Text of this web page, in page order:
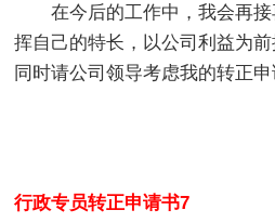
在今后的工作中，我会再接
挥自己的特长，以公司利益为前
同时请公司领导考虑我的转正申
行政专员转正申请书7